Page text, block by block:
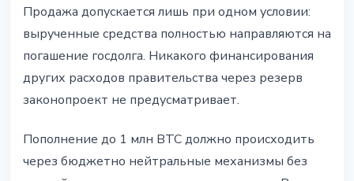
Продажа допускается лишь при одном условии:
вырученные средства полностью направляются на
погашение госдолга. Никакого финансирования
других расходов правительства через резерв
законопроект не предусматривает.
Пополнение до 1 млн BTC должно происходить
через бюджетно нейтральные механизмы без